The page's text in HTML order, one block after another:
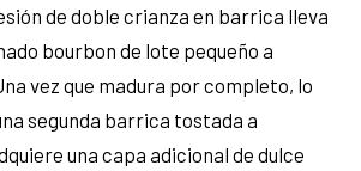
de doble crianza en barrica lleva
bourbon de lote pequeño a
vez que madura por completo, lo
segunda barrica tostada a
una capa adicional de dulce